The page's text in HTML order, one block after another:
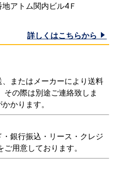
アトム関内ビル4Ｆ
詳しくはこちらから
またはメーカーにより送料
その際は別途ご連絡致しま
かります。
銀行振込・リース・クレジ
用意しております。